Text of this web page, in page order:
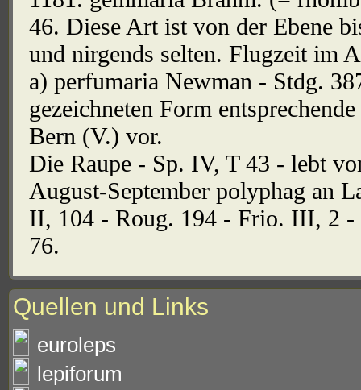
46. Diese Art ist von der Ebene
und nirgends selten. Flugzeit im
a) perfumaria Newman - Stdg.
gezeichneten Form
Bern (V.) vor.
Die Raupe - Sp. IV, T 43 - lebt
August-September polyphag an
II, 104 - Roug. 194 - Frio. III, 2 -
76.
Quellen und Links
euroleps
lepiforum